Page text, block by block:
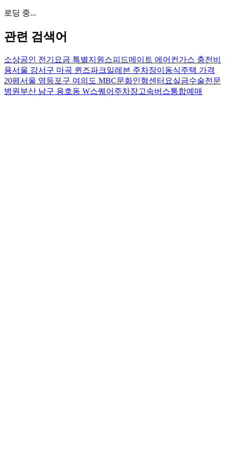
로딩 중...
관련 검색어
소상공인 전기요금 특별지원 스피드메이트 에어컨가스 충전비
용서울 강서구 마곡 퀸즈파크일레븐 주차장이동식주택 가격
20평서울 영등포구 여의도 MBC문화인형센터 요실금수술전문
병원 부산 남구 용호동 W스퀘어주차장고속버스통합예매